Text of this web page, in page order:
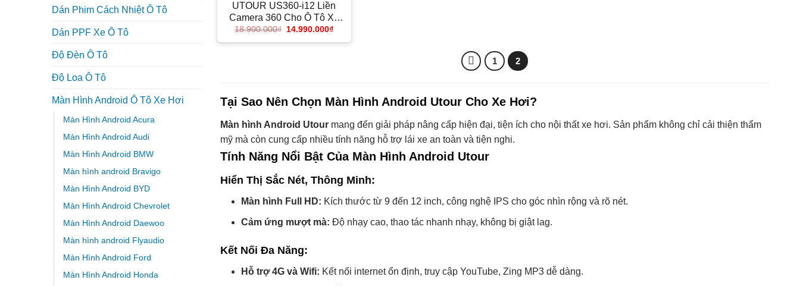
Dán Phim Cách Nhiệt Ô Tô
Dán PPF Xe Ô Tô
Độ Đèn Ô Tô
Độ Loa Ô Tô
Màn Hình Android Ô Tô Xe Hơi
Màn Hình Android Acura
Màn Hình Android Audi
Màn Hình Android BMW
Màn hình android Bravigo
Màn Hình Android BYD
Màn Hình Android Chevrolet
Màn Hình Android Daewoo
Màn hình android Flyaudio
Màn Hình Android Ford
Màn Hình Android Honda
UTOUR US360-i12 Liền
Camera 360 Cho Ô Tô Xe
Hơi
18.900.000₫ 14.990.000₫
1 2
Tại Sao Nên Chọn Màn Hình Android Utour Cho Xe Hơi?
Màn hình Android Utourmang đến giải pháp nâng cấp hiện đại, tiện ích cho nội thất xe hơi. Sản phẩm không chỉ cải thiện thẩm
mỹ mà còn cung cấp nhiều tính năng hỗ trợ lái xe an toàn và tiện nghi.
Tính Năng Nổi Bật Của Màn Hình Android Utour
Hiển Thị Sắc Nét, Thông Minh:
Màn hình Full HD: Kích thước từ 9 đến 12 inch, công nghệ IPS cho góc nhìn rộng và rõ nét.
Cảm ứng mượt mà: Độ nhạy cao, thao tác nhanh nhạy, không bị giật lag.
Kết Nối Đa Năng:
Hỗ trợ 4G và Wifi: Kết nối internet ổn định, truy cập YouTube, Zing MP3 dễ dàng.